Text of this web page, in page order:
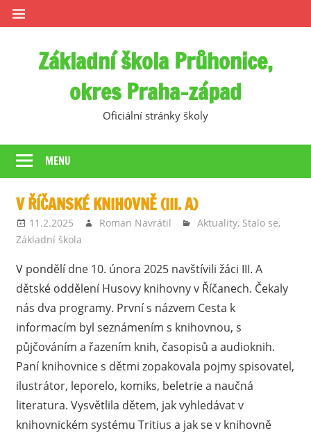
Skip
to
Základní škola Průhonice,
okres Praha-západ
Oficiální stránky školy
MENU
V ŘÍČANSKÉ KNIHOVNĚ (III. A)
11.2.2025 Roman Navrátil Aktuality, Stalo se,
Základní škola
V pondělí dne 10. února 2025 navštívili žáci III. A
dětské oddělení Husovy knihovny v Říčanech. Čekaly
nás dva programy. První s názvem Cesta k
informacím byl seznámením s knihovnou, s
půjčováním a řazením knih, časopisů a audioknih.
Paní knihovnice s dětmi zopakovala pojmy spisovatel,
ilustrátor, leporelo, komiks, beletrie a naučná
literatura. Vysvětlila dětem, jak vyhledávat v
knihovnickém systému Tritius a jak se v knihovně